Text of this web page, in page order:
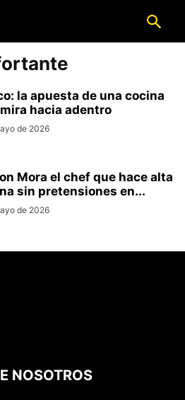
la apuesta de una cocina
hacia adentro
de 2026
Mora el chef que hace alta
sin pretensiones en...
de 2026
NOSOTROS